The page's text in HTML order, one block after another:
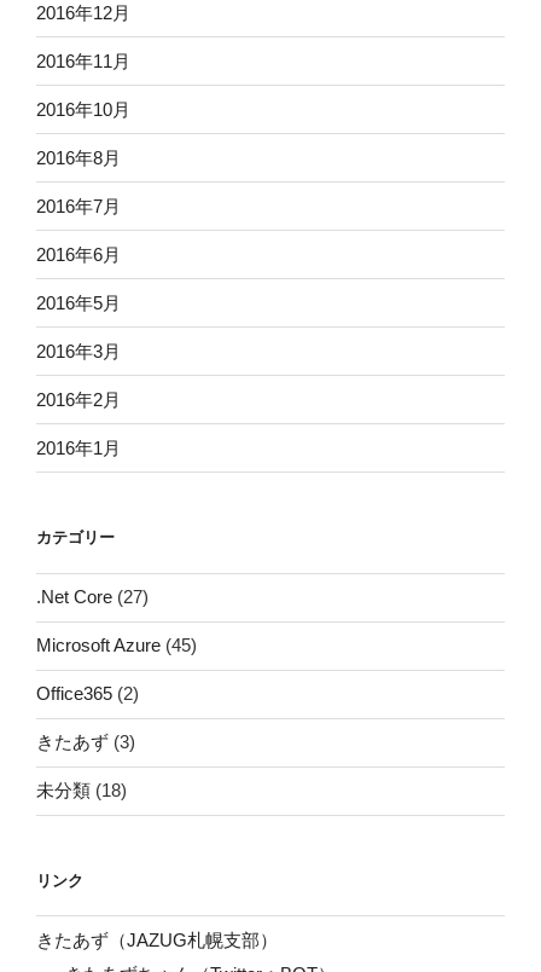
2016年12月
2016年11月
2016年10月
2016年8月
2016年7月
2016年6月
2016年5月
2016年3月
2016年2月
2016年1月
カテゴリー
.Net Core (27)
Microsoft Azure (45)
Office365 (2)
きたあず (3)
未分類 (18)
リンク
きたあず（JAZUG札幌支部）